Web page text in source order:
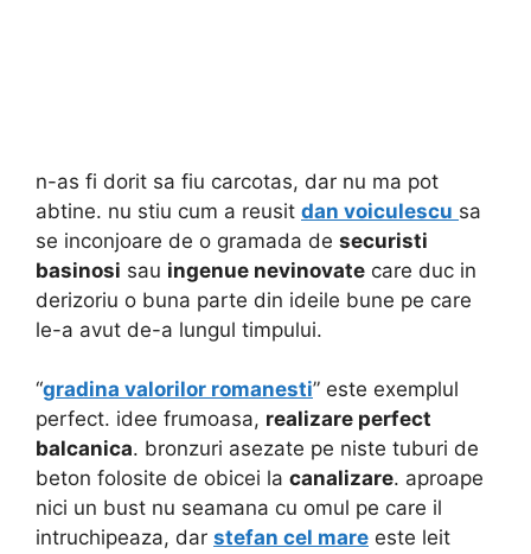
n-as fi dorit sa fiu carcotas, dar nu ma pot
abtine. nu stiu cum a reusit dan voiculescu sa
se inconjoare de o gramada de securisti
basinosi sau ingenue nevinovate care duc in
derizoriu o buna parte din ideile bune pe care
le-a avut de-a lungul timpului.
“gradina valorilor romanesti” este exemplul
perfect. idee frumoasa, realizare perfect
balcanica. bronzuri asezate pe niste tuburi de
beton folosite de obicei la canalizare. aproape
nici un bust nu seamana cu omul pe care il
intruchipeaza, dar stefan cel mare este leit